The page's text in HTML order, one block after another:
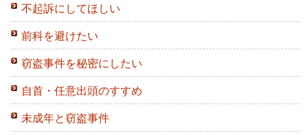
不起訴にしてほしい
前科を避けたい
窃盗事件を秘密にしたい
自首・任意出頭のすすめ
未成年と窃盗事件